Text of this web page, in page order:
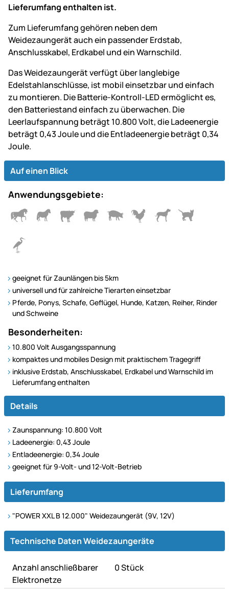
Lieferumfang enthalten ist.
Zum Lieferumfang gehören neben dem
Weidezaungerät auch ein passender Erdstab,
Anschlusskabel, Erdkabel und ein Warnschild.
Das Weidezaungerät verfügt über langlebige
Edelstahlanschlüsse, ist mobil einsetzbar und einfach
zu montieren. Die Batterie-Kontroll-LED ermöglicht es,
den Batteriestand einfach zu überwachen. Die
Leerlaufspannung beträgt 10.800 Volt, die Ladeenergie
beträgt 0,43 Joule und die Entladeenergie beträgt 0,34
Joule.
Auf einen Blick
Anwendungsgebiete:
geeignet für Zaunlängen bis 5km
universell und für zahlreiche Tierarten einsetzbar
Pferde, Ponys, Schafe, Geflügel, Hunde, Katzen, Reiher, Rinder
und Schweine
Besonderheiten:
10.800 Volt Ausgangsspannung
kompaktes und mobiles Design mit praktischem Tragegriff
inklusive Erdstab, Anschlusskabel, Erdkabel und Warnschild im
Lieferumfang enthalten
Details
Zaunspannung: 10.800 Volt
Ladeenergie: 0,43 Joule
Entladeenergie: 0,34 Joule
geeignet für 9-Volt- und 12-Volt-Betrieb
Lieferumfang
"POWER XXL B 12.000" Weidezaungerät (9V, 12V)
Technische Daten
Technische Daten Weidezaungeräte
Anzahl anschließbarer
Elektronetze
0 Stück